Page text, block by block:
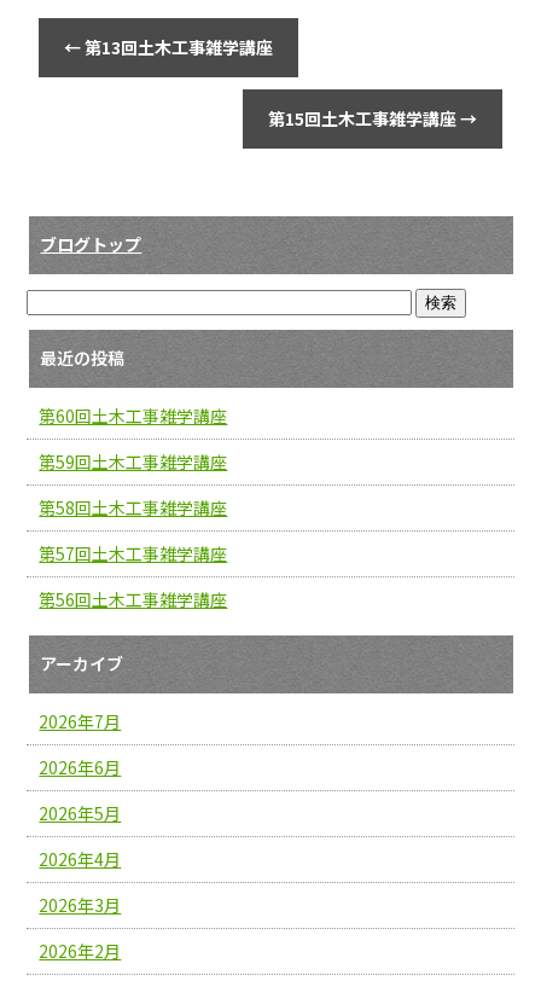
←第13回土木工事雑学講座
第15回土木工事雑学講座→
ブログトップ
最近の投稿
第60回土木工事雑学講座
第59回土木工事雑学講座
第58回土木工事雑学講座
第57回土木工事雑学講座
第56回土木工事雑学講座
アーカイブ
2026年7月
2026年6月
2026年5月
2026年4月
2026年3月
2026年2月